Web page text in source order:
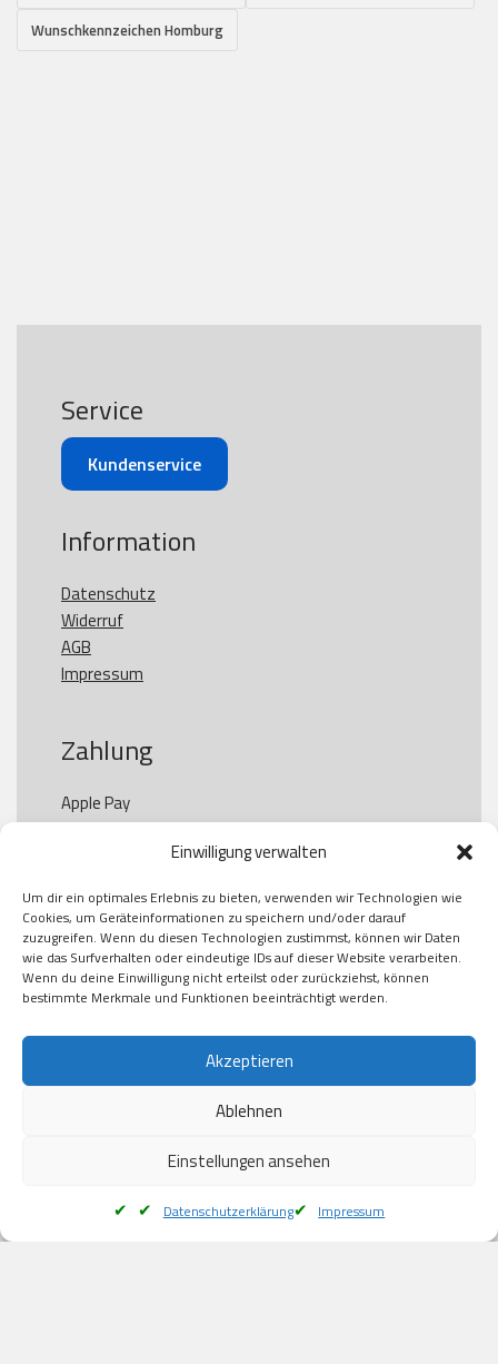
Einwilligung verwalten
Um dir ein optimales Erlebnis zu bieten, verwenden wir Technologien wie
Cookies, um Geräteinformationen zu speichern und/oder darauf
zuzugreifen. Wenn du diesen Technologien zustimmst, können wir Daten
wie das Surfverhalten oder eindeutige IDs auf dieser Website verarbeiten.
Wenn du deine Einwilligung nicht erteilst oder zurückziehst, können
bestimmte Merkmale und Funktionen beeinträchtigt werden.
Akzeptieren
Ablehnen
Einstellungen ansehen
Datenschutzerklärung Impressum
Wunschkennzeichen Homburg
Service
Kundenservice
Information
Datenschutz
Widerruf
AGB
Impressum
Zahlung
Apple Pay
Paypal
Kauf auf Rechung
Klarna
American Express